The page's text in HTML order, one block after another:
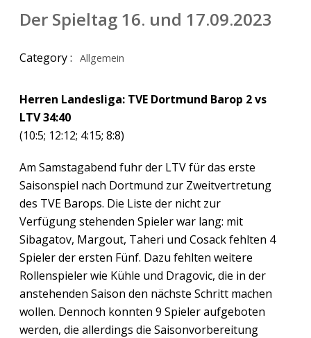
Der Spieltag 16. und 17.09.2023
Category : Allgemein
Herren Landesliga: TVE Dortmund Barop 2 vs
LTV 34:40
(10:5; 12:12; 4:15; 8:8)
Am Samstagabend fuhr der LTV für das erste
Saisonspiel nach Dortmund zur Zweitvertretung
des TVE Barops. Die Liste der nicht zur
Verfügung stehenden Spieler war lang: mit
Sibagatov, Margout, Taheri und Cosack fehlten 4
Spieler der ersten Fünf. Dazu fehlten weitere
Rollenspieler wie Kühle und Dragovic, die in der
anstehenden Saison den nächste Schritt machen
wollen. Dennoch konnten 9 Spieler aufgeboten
werden, die allerdings die Saisonvorbereitung